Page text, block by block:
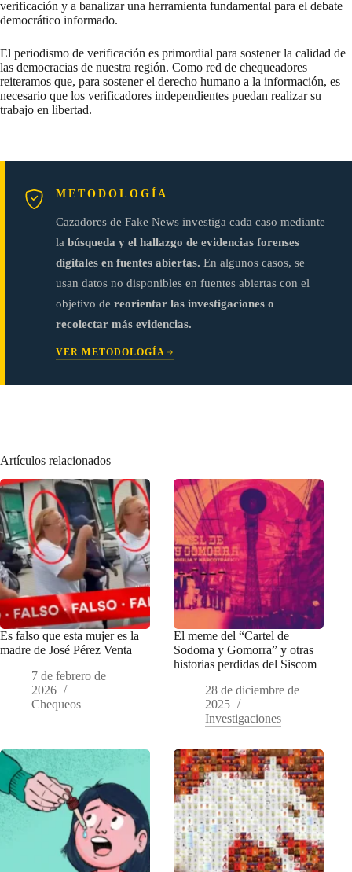
verificación y a banalizar una herramienta fundamental para el debate
democrático informado.
El periodismo de verificación es primordial para sostener la calidad de
las democracias de nuestra región. Como red de chequeadores
reiteramos que, para sostener el derecho humano a la información, es
necesario que los verificadores independientes puedan realizar su
trabajo en libertad.
METODOLOGÍA
Cazadores de Fake News investiga cada caso mediante
la búsqueda y el hallazgo de evidencias forenses
digitales en fuentes abiertas. En algunos casos, se
usan datos no disponibles en fuentes abiertas con el
objetivo de reorientar las investigaciones o
recolectar más evidencias.
VER METODOLOGÍA
Artículos relacionados
Es falso que esta mujer es la
madre de José Pérez Venta
7 de febrero de
2026
Chequeos
El meme del “Cartel de
Sodoma y Gomorra” y otras
historias perdidas del Siscom
28 de diciembre de
2025
Investigaciones